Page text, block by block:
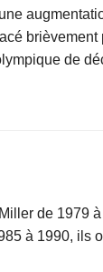
brièvement
de
de 1979
à 1990, ils